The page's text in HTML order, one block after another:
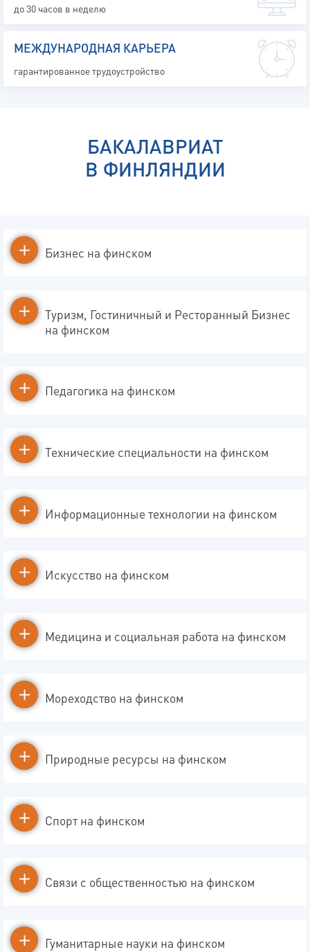
до 30 часов в неделю
МЕЖДУНАРОДНАЯ КАРЬЕРА
гарантированное трудоустройство
БАКАЛАВРИАТ
В ФИНЛЯНДИИ
Бизнес на финском
Туризм, Гостиничный и Ресторанный Бизнес
на финском
Педагогика на финском
Технические специальности на финском
Информационные технологии на финском
Искусство на финском
Медицина и социальная работа на финском
Мореходство на финском
Природные ресурсы на финском
Спорт на финском
Связи с общественностью на финском
Гуманитарные науки на финском